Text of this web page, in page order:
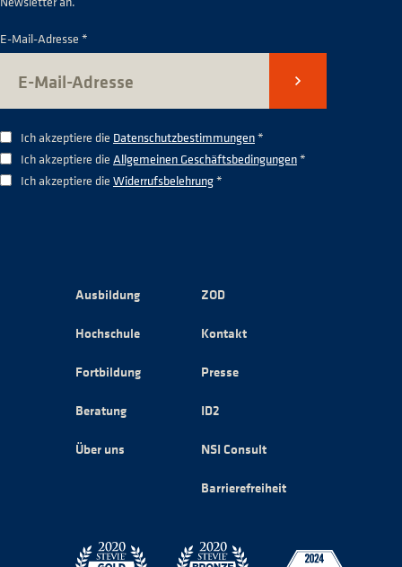
E-Mail-Adresse *
Senden
Ich akzeptiere die Datenschutzbestimmungen*
Ich akzeptiere die Allgemeinen Geschäftsbedingungen*
Ich akzeptiere die Widerrufsbelehrung*
Ausbildung
Hochschule
Fortbildung
Beratung
Über uns
ZOD
Kontakt
Presse
ID2
NSI Consult
Barrierefreiheit